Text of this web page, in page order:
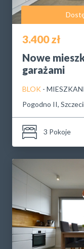
3.400 zł
Nowe
garażami
BLOK -
Pogodno II,
3 Pokoje